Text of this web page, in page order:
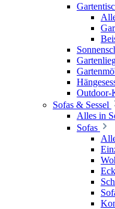
Outdoor-
Sofas & Sessel
Alles in
Sofas